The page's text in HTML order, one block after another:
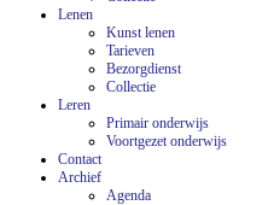
Lenen
Kunst lenen
Tarieven
Bezorgdienst
Collectie
Leren
Primair onderwijs
Voortgezet onderwijs
Contact
Archief
Agenda